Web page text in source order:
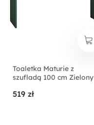
Toaletka Maturie z
szufladą 100 cm Zielony
519 zł